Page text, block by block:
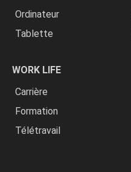
Ordinateur
Tablette
WORK LIFE
Carrière
Formation
Télétravail